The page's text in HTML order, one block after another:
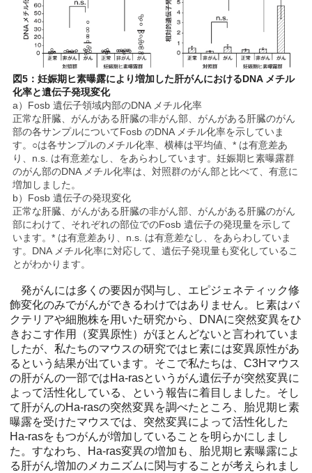
図5：妊娠期ヒ素曝露により増加した肝がんにおけるDNA メチル
化率と遺伝子発現変化
a）Fosb 遺伝子領域内部のDNA メチル化率
正常な肝臓、がんがある肝臓の非がん部、がんがある肝臓のがん
部の各サンプルについてFosb のDNA メチル化率を示していま
す。○は各サンプルのメチル化率、横棒は平均値、* は有意差あ
り、n.s. は有意差なし、をあらわしています。妊娠期ヒ素曝露群
のがん部のDNA メチル化率は、対照群のがん部と比べて、有意に
増加しました。
b）Fosb 遺伝子の発現変化
正常な肝臓、がんがある肝臓の非がん部、がんがある肝臓のがん
部にわけて、それぞれの部位でのFosb 遺伝子の発現量を示して
います。* は有意差あり、n.s. は有意差なし、をあらわしていま
す。DNA メチル化率に対応して、遺伝子発現量も変化しているこ
とがわかります。
発がんには多くの要因が関与し、エピジェネティック修
飾変化のみでがんができるわけではありません。ヒ素はバ
クテリアや細胞株を用いた研究から、DNAに突然変異をひ
きおこす作用（変異原性）がほとんどないと言われていま
したが、私たちのマウスの研究ではヒ素には変異原性があ
るという結果が出ています。そこで私たちは、C3Hマウス
の肝がんの一部ではHa-rasというがん遺伝子が突然変異に
よって活性化している、という報告に着目しました。そし
て肝がんのHa-rasの突然変異を調べたところ、胎児期ヒ素
曝露を受けたマウスでは、突然変異によって活性化した
Ha-rasをもつがんが増加していることを明らかにしまし
た。すなわち、Ha-ras変異の増加も、胎児期ヒ素曝露によ
る肝がん増加のメカニズムに関与することが考えられまし